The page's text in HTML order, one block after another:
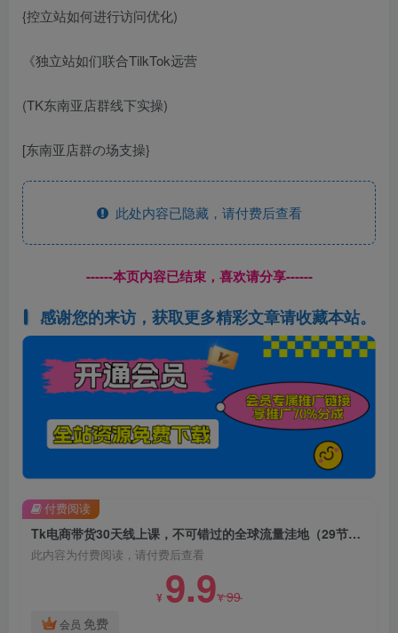
{控立站如何进行访问优化)
《独立站如们联合TilkTok远营
(TK东南亚店群线下实操)
[东南亚店群の场支操}
此处内容已隐藏，请付费后查看
------本页内容已结束，喜欢请分享------
感谢您的来访，获取更多精彩文章请收藏本站。
Tk电商带货30天线上课，不可错过的全球流量洼地（29节课）
此内容为付费阅读，请付费后查看
¥ 9.9¥99
会员 免费
付费阅读